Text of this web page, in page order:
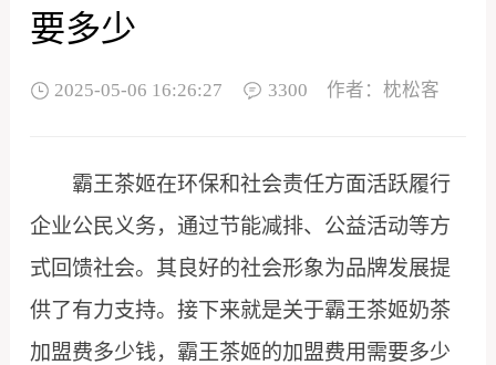
要多少
2025-05-06 16:26:27 3300 作者：枕松客
霸王茶姬在环保和社会责任方面活跃履行
企业公民义务，通过节能减排、公益活动等方
式回馈社会。其良好的社会形象为品牌发展提
供了有力支持。接下来就是关于霸王茶姬奶茶
加盟费多少钱，霸王茶姬的加盟费用需要多少